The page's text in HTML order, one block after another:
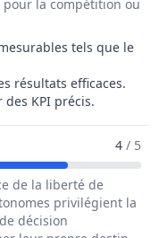
la compétition ou
tels que le
résultats efficaces.
KPI précis.
Chargé / 4 / 5
de la liberté de
privilégient la
décision